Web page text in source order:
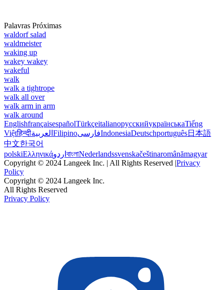
Palavras Próximas
waldorf salad
waldmeister
waking up
wakey wakey
wakeful
walk
walk a tightrope
walk all over
walk arm in arm
walk around
EnglishfrançaisespañolTürkçeitalianoрусскийукраїнськаTiếng
Việtहिन्दीالعربية FilipinoفارسیIndonesiaDeutschportuguês日本語
中文한국어
polskiΕλληνικάاردو বাংলাNederlandssvenskačeštinaromânămagyar
Copyright © 2024 Langeek Inc. | All Rights Reserved |Privacy
Policy
Copyright © 2024 Langeek Inc.
All Rights Reserved
Privacy Policy